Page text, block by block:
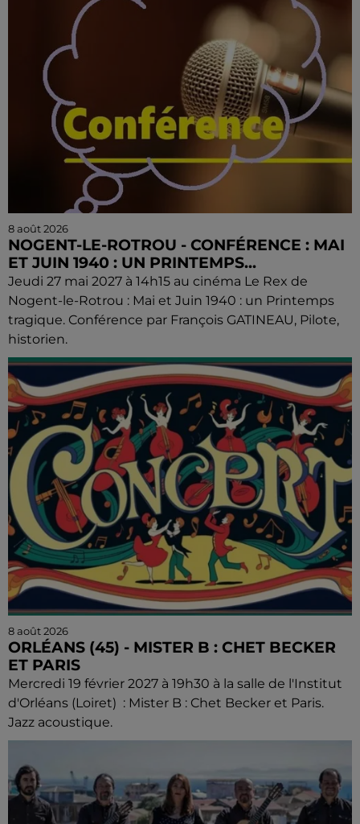
8 août 2026
NOGENT-LE-ROTROU - CONFÉRENCE : MAI
ET JUIN 1940 : UN PRINTEMPS...
Jeudi 27 mai 2027 à 14h15 au cinéma Le Rex de
Nogent-le-Rotrou : Mai et Juin 1940 : un Printemps
tragique. Conférence par François GATINEAU, Pilote,
historien.
8 août 2026
ORLÉANS (45) - MISTER B : CHET BECKER
ET PARIS
Mercredi 19 février 2027 à 19h30 à la salle de l'Institut
d'Orléans (Loiret) : Mister B : Chet Becker et Paris.
Jazz acoustique.